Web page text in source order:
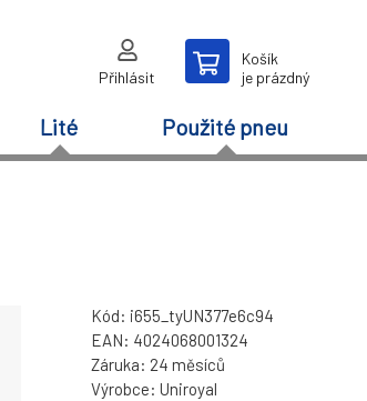
Přihlásit
Košík
je prázdný
Lité Použité pneu
Kód: i655_tyUN377e6c94
EAN: 4024068001324
Záruka: 24 měsíců
Výrobce: Uniroyal